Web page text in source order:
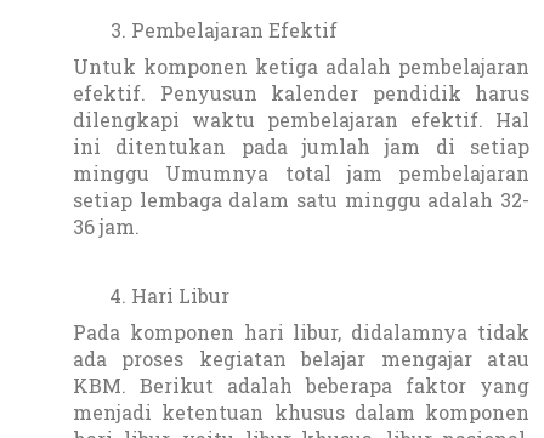
Pembelajaran Efektif
Untuk komponen ketiga adalah pembelajaran
efektif. Penyusun kalender pendidik harus
dilengkapi waktu pembelajaran efektif. Hal
ini ditentukan pada jumlah jam di setiap
minggu Umumnya total jam pembelajaran
setiap lembaga dalam satu minggu adalah 32-
36 jam.
Hari Libur
Pada komponen hari libur, didalamnya tidak
ada proses kegiatan belajar mengajar atau
KBM. Berikut adalah beberapa faktor yang
menjadi ketentuan khusus dalam komponen